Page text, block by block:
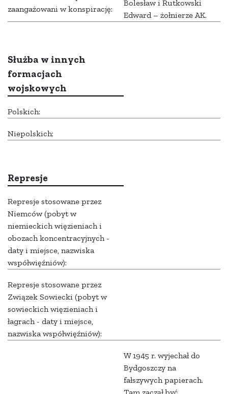
zaangażowani w konspirację:
Bolesław i Rutkowski
Edward – żołnierze AK.
Służba w innych
formacjach
wojskowych
Polskich:
Niepolskich:
Represje
Represje stosowane przez
Niemców (pobyt w
niemieckich więzieniach i
obozach koncentracyjnych -
daty i miejsce, nazwiska
współwięźniów):
Represje stosowane przez
Związek Sowiecki (pobyt w
sowieckich więzieniach i
łagrach - daty i miejsce,
nazwiska współwięźniów):
W 1945 r. wyjechał do
Bydgoszczy na
fałszywych papierach.